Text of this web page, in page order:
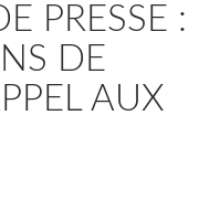
PRESSE :
DE
AUX